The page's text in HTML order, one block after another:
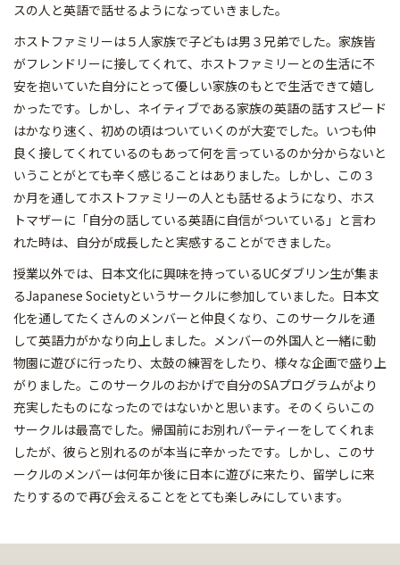
スの人と英語で話せるようになっていきました。
ホストファミリーは５人家族で子どもは男３兄弟でした。家族皆
がフレンドリーに接してくれて、ホストファミリーとの生活に不
安を抱いていた自分にとって優しい家族のもとで生活できて嬉し
かったです。しかし、ネイティブである家族の英語の話すスピード
はかなり速く、初めの頃はついていくのが大変でした。いつも仲
良く接してくれているのもあって何を言っているのか分からないと
いうことがとても辛く感じることはありました。しかし、この３
か月を通してホストファミリーの人とも話せるようになり、ホス
トマザーに「自分の話している英語に自信がついている」と言わ
れた時は、自分が成長したと実感することができました。
授業以外では、日本文化に興味を持っているUCダブリン生が集ま
るJapanese Societyというサークルに参加していました。日本文
化を通してたくさんのメンバーと仲良くなり、このサークルを通
して英語力がかなり向上しました。メンバーの外国人と一緒に動
物園に遊びに行ったり、太鼓の練習をしたり、様々な企画で盛り上
がりました。このサークルのおかげで自分のSAプログラムがより
充実したものになったのではないかと思います。そのくらいこの
サークルは最高でした。帰国前にお別れパーティーをしてくれま
したが、彼らと別れるのが本当に辛かったです。しかし、このサ
ークルのメンバーは何年か後に日本に遊びに来たり、留学しに来
たりするので再び会えることをとても楽しみにしています。